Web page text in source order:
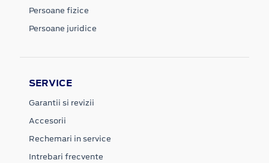
Persoane fizice
Persoane juridice
SERVICE
Garantii si revizii
Accesorii
Rechemari in service
Intrebari frecvente